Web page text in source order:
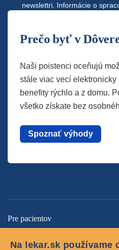
newslettri. Informácie o
Prečo byť v
Naši poistenci oceňujú
stále viac vecí elektronicky
benefity rýchlo a z domu.
všetko získate bez
Spoznať výhody
Pre pacientov
Na lekar.sk používame